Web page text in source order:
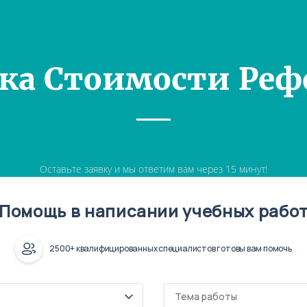
Стоимости
Оставьте заявку и мы ответим вам через 15 минут!
в написании учебных работ
2500+ квалифицированных специалистов готовы вам помочь